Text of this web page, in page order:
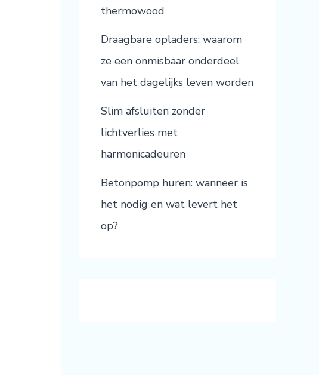
thermowood
Draagbare opladers: waarom
ze een onmisbaar onderdeel
van het dagelijks leven worden
Slim afsluiten zonder
lichtverlies met
harmonicadeuren
Betonpomp huren: wanneer is
het nodig en wat levert het
op?